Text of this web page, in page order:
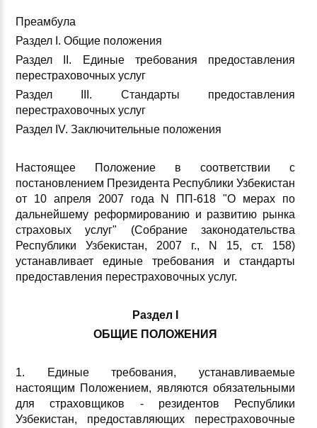
Преамбула
Раздел I. Общие положения
Раздел II. Единые требования предоставления
перестраховочных услуг
Раздел III. Стандарты предоставления
перестраховочных услуг
Раздел IV. Заключительные положения
Настоящее Положение в соответствии с
постановлением Президента Республики Узбекистан
от 10 апреля 2007 года N ПП-618 "О мерах по
дальнейшему реформированию и развитию рынка
страховых услуг" (Собрание законодательства
Республики Узбекистан, 2007 г., N 15, ст. 158)
устанавливает единые требования и стандарты
предоставления перестраховочных услуг.
Раздел I
ОБЩИЕ ПОЛОЖЕНИЯ
1. Единые требования, устанавливаемые
настоящим Положением, являются обязательными
для страховщиков - резидентов Республики
Узбекистан, предоставляющих перестраховочные